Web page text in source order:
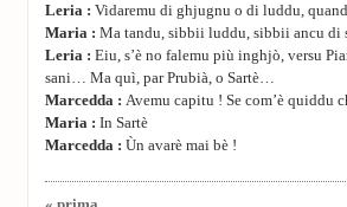
Leria : Vidaremu di ghjugnu o di luddu,
Maria : Ma tandu, sibbii luddu, sibbii ancu
Leria : Eiu, s’è no falemu più inghjò, versu
sani… Ma quì, par Prubià, o Sartè…
Marcedda : Avemu capitu ! Se com’è quiddu
Maria : In Sartè
Marcedda : Ùn avarè mai bè !